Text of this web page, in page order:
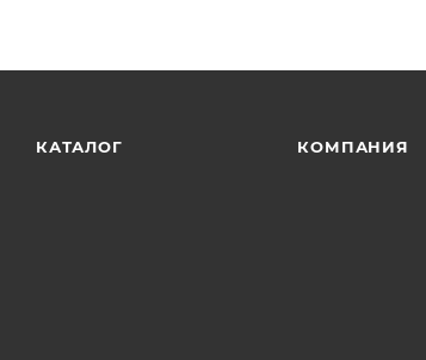
КАТАЛОГ КОМПАНИЯ